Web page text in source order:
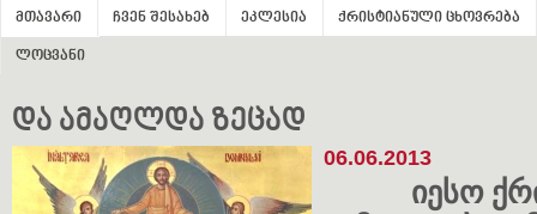
მთავარი ჩვენ შესახებ ეკლესია ქრისტიანული ცხოვრება
ლოცვანი
და ამაღლდა ზეცად
06.06.2013
იესო